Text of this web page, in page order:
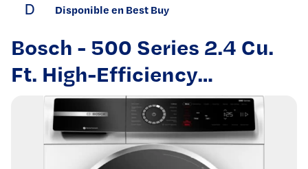
D Disponible en Best Buy
Bosch - 500 Series 2.4 Cu.
Ft. High-Efficiency
Stackable Smart Front Load
Washer with 4D Wash
System - White